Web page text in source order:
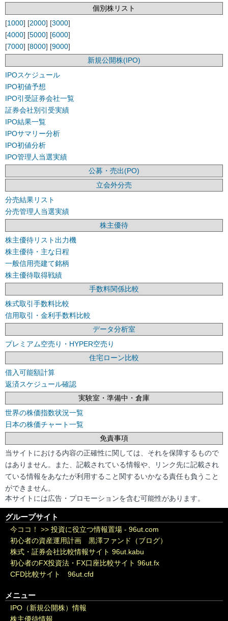
個別株リスト
[1000] [2000] [3000]
[4000] [5000] [6000]
[7000] [8000] [9000]
新規公開株(IPO)
IPOスケジュール
IPO初値予想
IPO引受証券会社一覧
証券会社別引受実績
IPO結果一覧
IPOサマリー分析
IPO初値分析
IPO管理人当選実績
公募・売出(PO)
立会外分売
分売結果リスト
分売管理人当選実績
株主優待
株主優待リスト出力機
株主優待・主な日程
一般信用売建て銘柄
株主優待取得戦績
手数料関係比較
株式取引手数料比較
信用取引・金利手数料比較
データ分析室
プレミアム空売り・HYPER空売り
住宅ローン比較
借入可能額計算
返済スケジュール確認
実験室・準備中・倉庫
世界の株価指数状況一覧
日本の株価チャート一覧
免責事項
当サイトにおける内容の正確性に関しては、それを保障するもので
はありません。また、記載されている情報や、リンク先に記載され
ている情報をあなたが利用すること関するいかなる責任も負うこと
ができません。
本サイトには広告・プロモーションを含む可能性があります。
グループサイト
今ココ！ >> 投資に役立つ情報置場 - 96ut.com
初心者の資産運用計画 黒澤ファンド（ブログ）
株式・証券会社比較情報サイト 96ut.kabu
初心者のFX投資法・FX口座比較サイト 96ut.fx
CFD比較サイト 96ut.cfd
メニュー
IPO（新規公開株）情報
株主優待情報